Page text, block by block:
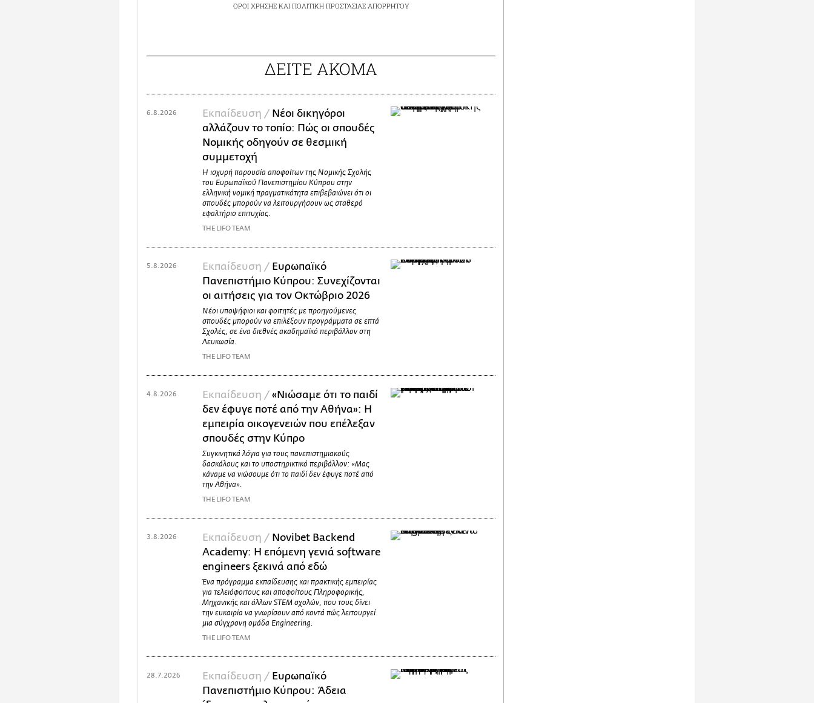
ΟΡΟΙ ΧΡΗΣΗΣΚΑΙ ΠΟΛΙΤΙΚΗ ΠΡΟΣΤΑΣΙΑΣ ΑΠΟΡΡΗΤΟΥ
ΔΕΙΤΕ ΑΚΟΜΑ
Εκπαίδευση / Νέοι δικηγόροι
αλλάζουν το τοπίο: Πώς οι σπουδές
Νομικής οδηγούν σε θεσμική
συμμετοχή
Η ισχυρή παρουσία αποφοίτων της Νομικής Σχολής
του Ευρωπαϊκού Πανεπιστημίου Κύπρου στην
ελληνική νομική πραγματικότητα επιβεβαιώνει ότι οι
σπουδές μπορούν να λειτουργήσουν ως σταθερό
εφαλτήριο επιτυχίας.
THE LIFO TEAM
6.8.2026
Εκπαίδευση / Ευρωπαϊκό
Πανεπιστήμιο Κύπρου: Συνεχίζονται
οι αιτήσεις για τον Οκτώβριο 2026
Νέοι υποψήφιοι και φοιτητές με προηγούμενες
σπουδές μπορούν να επιλέξουν προγράμματα σε επτά
Σχολές, σε ένα διεθνές ακαδημαϊκό περιβάλλον στη
Λευκωσία.
THE LIFO TEAM
5.8.2026
Εκπαίδευση /«Νιώσαμε ότι το παιδί
δεν έφυγε ποτέ από την Αθήνα»: Η
εμπειρία οικογενειών που επέλεξαν
σπουδές στην Κύπρο
Συγκινητικά λόγια για τους πανεπιστημιακούς
δασκάλους και το υποστηρικτικό περιβάλλον: «Μας
κάναμε να νιώσουμε ότι το παιδί δεν έφυγε ποτέ από
την Αθήνα».
THE LIFO TEAM
4.8.2026
Εκπαίδευση / Novibet Backend
Academy: Η επόμενη γενιά software
engineers ξεκινά από εδώ
Ένα πρόγραμμα εκπαίδευσης και πρακτικής εμπειρίας
για τελειόφοιτους και αποφοίτους Πληροφορικής,
Μηχανικής και άλλων STEM σχολών, που τους δίνει
την ευκαιρία να γνωρίσουν από κοντά πώς λειτουργεί
μια σύγχρονη ομάδα Engineering.
THE LIFO TEAM
3.8.2026
Εκπαίδευση / Ευρωπαϊκό
Πανεπιστήμιο Κύπρου: Άδεια
28.7.2026